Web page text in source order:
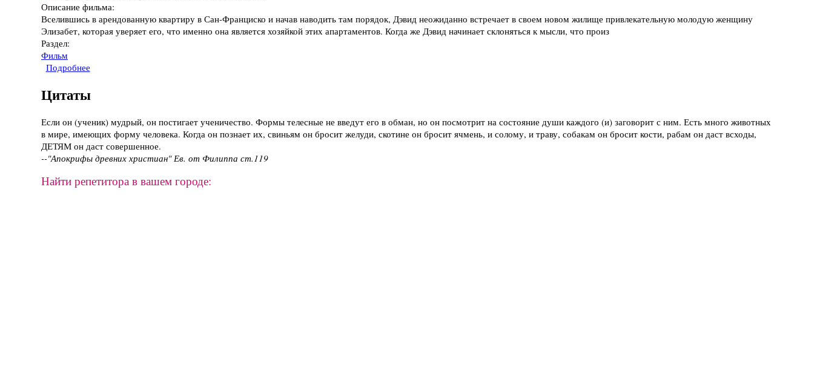
Описание фильма:
Вселившись в арендованную квартиру в Сан-Франциско и начав наводить там порядок, Дэвид неожиданно встречает в своем новом жилище привлекательную молодую женщину
Элизабет, которая уверяет его, что именно она является хозяйкой этих апартаментов. Когда же Дэвид начинает склоняться к мысли, что произ
Раздел:
Фильм
Подробнее
Цитаты
Если он (ученик) мудрый, он постигает ученичество. Формы телесные не введут его в обман, но он посмотрит на состояние души каждого (и) заговорит с ним. Есть много животных
в мире, имеющих форму человека. Когда он познает их, свиньям он бросит желуди, скотине он бросит ячмень, и солому, и траву, собакам он бросит кости, рабам он даст всходы,
ДЕТЯМ он даст совершенное.
--"Апокрифы древних христиан" Ев. от Филиппа ст.119
Найти репетитора в вашем городе: